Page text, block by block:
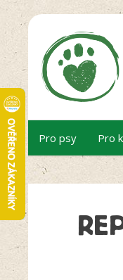
Pro psy Pro